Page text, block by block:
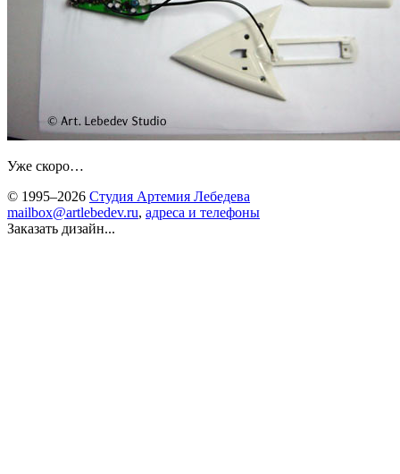
Уже скоро…
© 1995–2026 Студия Артемия Лебедева
mailbox@artlebedev.ru, адреса и телефоны
Заказать дизайн...